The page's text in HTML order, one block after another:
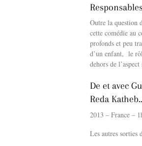
Outre la question
cette comédie au
profonds et peu
d’un enfant, le
dehors de
De et avec
Reda
2013 – France –
Les autres sorties